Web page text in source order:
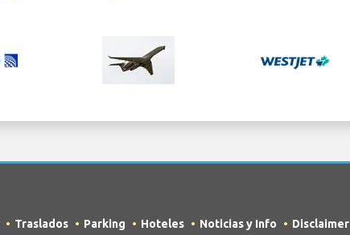
Traslados Parking Hoteles Noticias y Info Disclaimer